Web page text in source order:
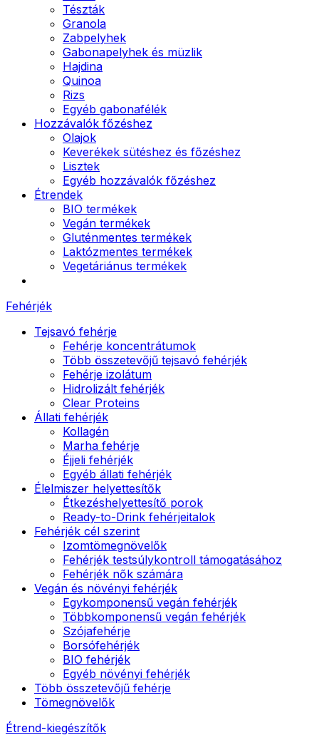
Tészták
Granola
Zabpelyhek
Gabonapelyhek és müzlik
Hajdina
Quinoa
Rizs
Egyéb gabonafélék
Hozzávalók főzéshez
Olajok
Keverékek sütéshez és főzéshez
Lisztek
Egyéb hozzávalók főzéshez
Étrendek
BIO termékek
Vegán termékek
Gluténmentes termékek
Laktózmentes termékek
Vegetáriánus termékek
Fehérjék
Tejsavó fehérje
Fehérje koncentrátumok
Több összetevőjű tejsavó fehérjék
Fehérje izolátum
Hidrolizált fehérjék
Clear Proteins
Állati fehérjék
Kollagén
Marha fehérje
Éjjeli fehérjék
Egyéb állati fehérjék
Élelmiszer helyettesítők
Étkezéshelyettesítő porok
Ready-to-Drink fehérjeitalok
Fehérjék cél szerint
Izomtömegnövelők
Fehérjék testsúlykontroll támogatásához
Fehérjék nők számára
Vegán és növényi fehérjék
Egykomponensű vegán fehérjék
Többkomponensű vegán fehérjék
Szójafehérje
Borsófehérjék
BIO fehérjék
Egyéb növényi fehérjék
Több összetevőjű fehérje
Tömegnövelők
Étrend-kiegészítők